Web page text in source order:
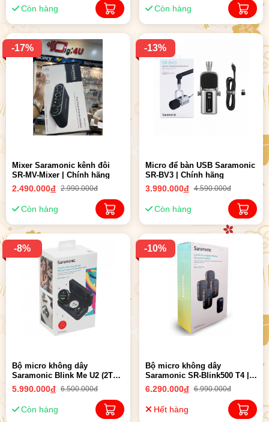
Còn hàng Còn hàng
-17%
Mixer Saramonic kênh đôi
SR-MV-Mixer | Chính hãng
2.490.000đ 2.990.000đ
Còn hàng
-13%
Micro để bàn USB Saramonic
SR-BV3 | Chính hãng
3.990.000đ 4.590.000đ
Còn hàng
-8%
Bộ micro không dây
Saramonic Blink Me U2 (2TX
+ 1RX) ( USB-C ) | Chính hãng
5.990.000đ 6.500.000đ
Còn hàng
-10%
Bộ micro không dây
Saramonic SR-Blink500 T4 |
Chính hãng
6.290.000đ 6.990.000đ
Hết hàng